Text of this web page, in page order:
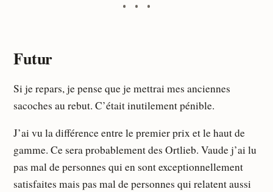
Futur
Si je repars, je pense que je mettrai mes anciennes
sacoches au rebut. C’était inutilement pénible.
J’ai vu la différence entre le premier prix et le haut de
gamme. Ce sera probablement des Ortlieb. Vaude j’ai lu
pas mal de personnes qui en sont exceptionnellement
satisfaites mais pas mal de personnes qui relatent aussi